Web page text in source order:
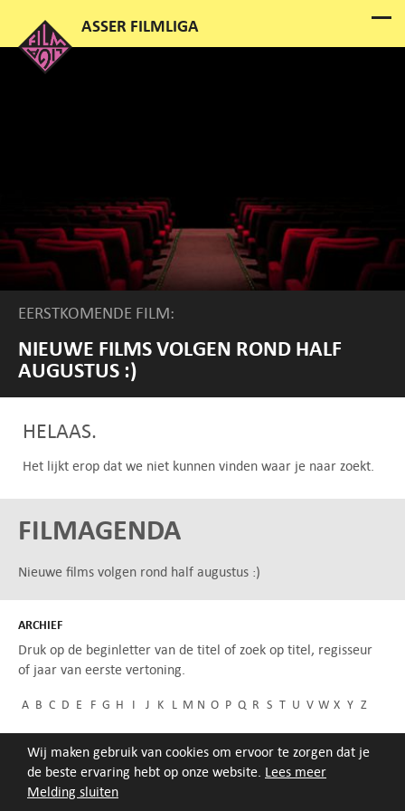
Melding sluiten
Wij maken gebruik van cookies om ervoor te zorgen dat je
de beste ervaring hebt op onze website. Lees meer
EERSTKOMENDE FILM:
NIEUWE FILMS VOLGEN ROND HALF
AUGUSTUS :)
HELAAS.
Het lijkt erop dat we niet kunnen vinden waar je naar zoekt.
FILMAGENDA
Nieuwe films volgen rond half augustus :)
ARCHIEF
Druk op de beginletter van de titel of zoek op titel, regisseur
of jaar van eerste vertoning.
A B C D E F G H I J K L M N O P Q R S T U V W X Y Z